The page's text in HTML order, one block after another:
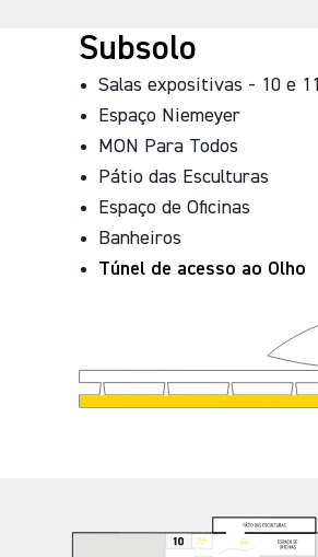
Subsolo
Salas expositivas - 10 e 11
Espaço Niemeyer
MON Para Todos
Pátio das Esculturas
Espaço de Oficinas
Banheiros
Túnel de acesso ao Olho